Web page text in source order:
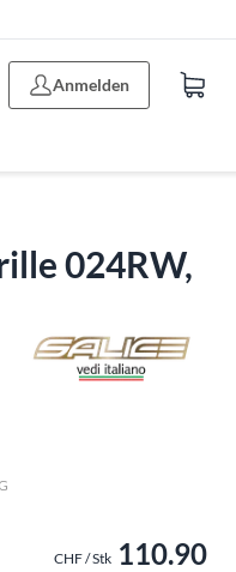
Anmelden
024RW,
CHF / Stk 110.90